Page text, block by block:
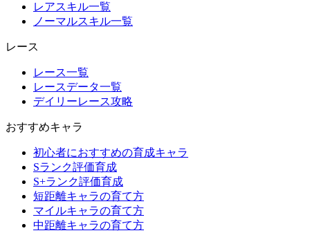
レアスキル一覧
ノーマルスキル一覧
レース
レース一覧
レースデータ一覧
デイリーレース攻略
おすすめキャラ
初心者におすすめの育成キャラ
Sランク評価育成
S+ランク評価育成
短距離キャラの育て方
マイルキャラの育て方
中距離キャラの育て方